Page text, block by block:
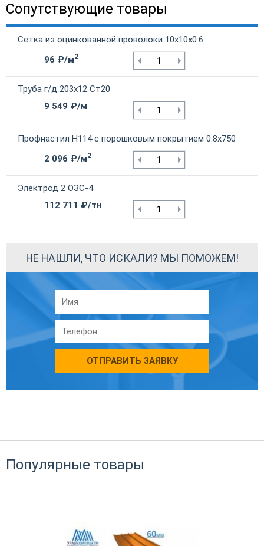
Сопутствующие товары
Сетка из оцинкованной проволоки 10х10х0.6
96 ₽/м2
Труба г/д 203х12 Ст20
9 549 ₽/м
Профнастил Н114 с порошковым покрытием 0.8х750
2 096 ₽/м2
Электрод 2 ОЗС-4
112 711 ₽/тн
НЕ НАШЛИ, ЧТО ИСКАЛИ? МЫ ПОМОЖЕМ!
ОТПРАВИТЬ ЗАЯВКУ
Популярные товары